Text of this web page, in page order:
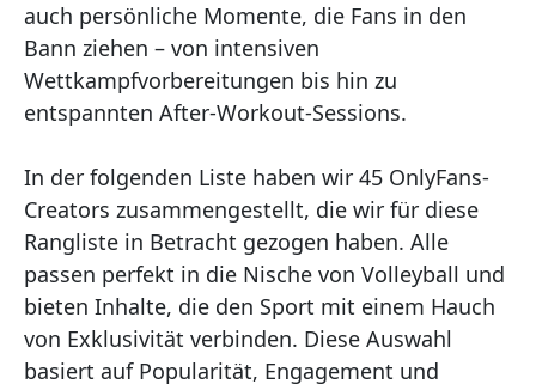
auch persönliche Momente, die Fans in den
Bann ziehen – von intensiven
Wettkampfvorbereitungen bis hin zu
entspannten After-Workout-Sessions.
In der folgenden Liste haben wir 45 OnlyFans-
Creators zusammengestellt, die wir für diese
Rangliste in Betracht gezogen haben. Alle
passen perfekt in die Nische von Volleyball und
bieten Inhalte, die den Sport mit einem Hauch
von Exklusivität verbinden. Diese Auswahl
basiert auf Popularität, Engagement und